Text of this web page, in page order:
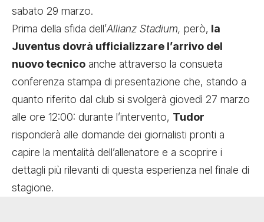
sabato 29 marzo.
Prima della sfida dell’Allianz Stadium, però, la
Juventus dovrà ufficializzare l’arrivo del
nuovo tecnico anche attraverso la consueta
conferenza stampa di presentazione che, stando a
quanto riferito dal club si svolgerà giovedì 27 marzo
alle ore 12:00: durante l’intervento, Tudor
risponderà alle domande dei giornalisti pronti a
capire la mentalità dell’allenatore e a scoprire i
dettagli più rilevanti di questa esperienza nel finale di
stagione.